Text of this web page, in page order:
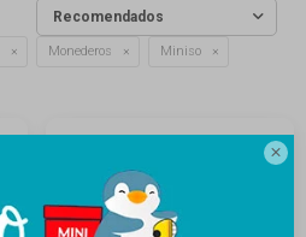

Recomendados
Monederos Miniso